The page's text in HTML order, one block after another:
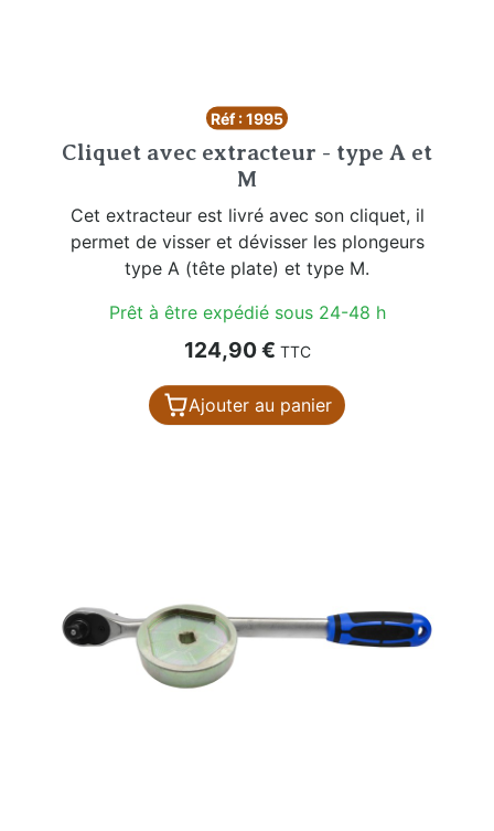
Réf : 1995
Cliquet avec extracteur - type A et
M
Cet extracteur est livré avec son cliquet, il
permet de visser et dévisser les plongeurs
type A (tête plate) et type M.
Prêt à être expédié sous 24-48 h
Prix
124,90 € TTC
Ajouter au panier